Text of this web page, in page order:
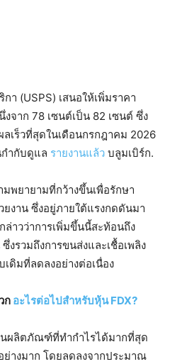
า (USPS) เสนอให้เพิ่มราคา
จาก 78 เซนต์เป็น 82 เซนต์ ซึ่ง
เร็วที่สุดในเดือนกรกฎาคม 2026
ำกับดูแล รายงานแล้ว บลูมเบิร์ก.
พยายามที่กว้างขึ้นเพื่อรักษา
ยงาน ซึ่งอยู่ภายใต้แรงกดดันมา
ล่าวว่าการเพิ่มขึ้นนี้สะท้อนถึง
รวมถึงการขนส่งและเชื้อเพลิง
มที่ลดลงอย่างต่อเนื่อง
ก อะไรต่อไปสำหรับหุ้น FDX?
ผลิตภัณฑ์ที่ทำกำไรได้มากที่สุด
างมาก โดยลดลงจากประมาณ